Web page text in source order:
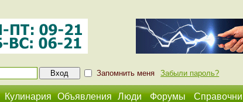
Запомнить меня Забыли пароль?
Кулинария Объявления Люди Форумы